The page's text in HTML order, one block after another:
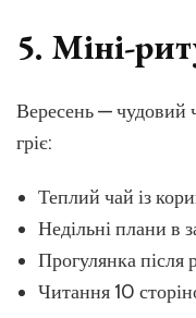
5. Міні-
Вересень — чудовий
гріє:
Теплий чай із
Недільні плани в
Прогулянка після
Читання 10